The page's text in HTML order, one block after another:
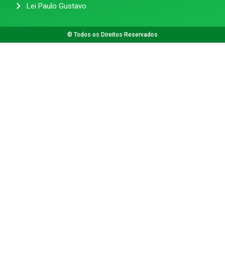
Lei Paulo Gustavo
© Todos os Direitos Reservados